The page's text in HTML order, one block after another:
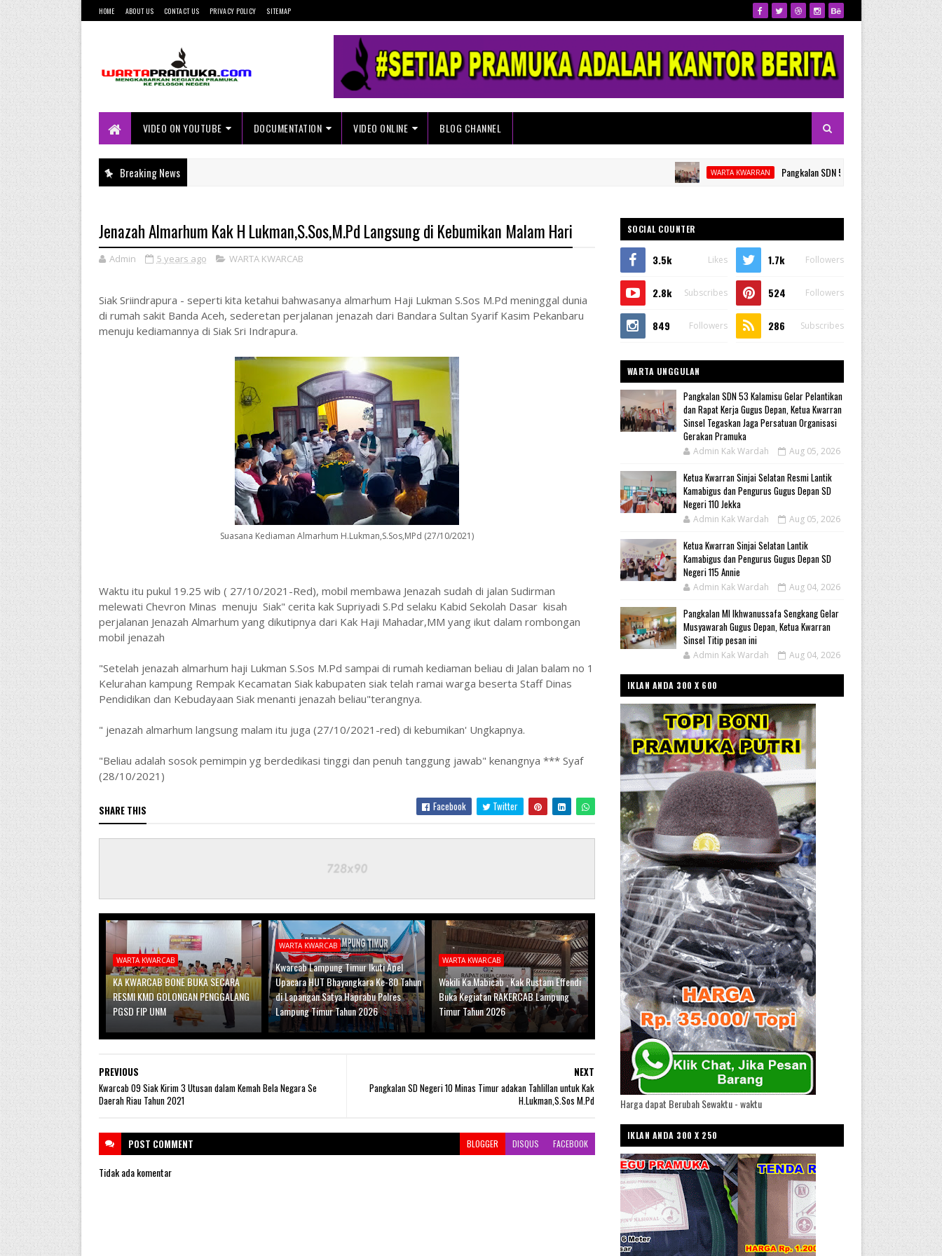
HOME ABOUT US CONTACT US PRIVACY POLICY SITEMAP
Pelosok Negeri
VIDEO ON YOUTUBE
DOCUMENTATION VIDEO ONLINE BLOG CHANNEL
Breaking News WARTA KWARRAN Pangkalan SDN 53 Kalamisu Gelar Pelantikan dan
Jenazah Almarhum Kak H Lukman,S.Sos,M.Pd Langsung di Kebumikan Malam Hari
Admin 5 years ago WARTA KWARCAB
Siak Sriindrapura - seperti kita ketahui bahwasanya almarhum Haji Lukman S.Sos M.Pd meninggal dunia
di rumah sakit Banda Aceh, sederetan perjalanan jenazah dari Bandara Sultan Syarif Kasim Pekanbaru
menuju kediamannya di Siak Sri Indrapura.
Suasana Kediaman Almarhum H.Lukman,S.Sos,MPd (27/10/2021)
Waktu itu pukul 19.25 wib ( 27/10/2021-Red), mobil membawa Jenazah sudah di jalan Sudirman
melewati Chevron Minas menuju Siak" cerita kak Supriyadi S.Pd selaku Kabid Sekolah Dasar kisah
perjalanan Jenazah Almarhum yang dikutipnya dari Kak Haji Mahadar,MM yang ikut dalam rombongan
mobil jenazah
"Setelah jenazah almarhum haji Lukman S.Sos M.Pd sampai di rumah kediaman beliau di Jalan balam no 1
Kelurahan kampung Rempak Kecamatan Siak kabupaten siak telah ramai warga beserta Staff Dinas
Pendidikan dan Kebudayaan Siak menanti jenazah beliau"terangnya.
" jenazah almarhum langsung malam itu juga (27/10/2021-red) di kebumikan' Ungkapnya.
"Beliau adalah sosok pemimpin yg berdedikasi tinggi dan penuh tanggung jawab" kenangnya *** Syaf
(28/10/2021)
SHARE THIS Facebook Twitter
WARTA KWARCAB
KA KWARCAB BONE BUKA SECARA
RESMI KMD GOLONGAN PENGGALANG
PGSD FIP UNM
WARTA KWARCAB
Kwarcab Lampung Timur Ikuti Apel
Upacara HUT Bhayangkara Ke-80 Tahun
di Lapangan Satya Haprabu Polres
Lampung Timur Tahun 2026
WARTA KWARCAB
Wakili Ka.Mabicab , Kak Rustam Effendi
Buka Kegiatan RAKERCAB Lampung
Timur Tahun 2026
NEXT
Pangkalan SD Negeri 10 Minas Timur adakan Tahlillan untuk Kak
H.Lukman,S.Sos M.Pd
PREVIOUS
Kwarcab 09 Siak Kirim 3 Utusan dalam Kemah Bela Negara Se
Daerah Riau Tahun 2021
POST COMMENT BLOGGER DISQUS FACEBOOK
Tidak ada komentar
SOCIAL COUNTER
3.5k Likes 1.7k Followers
2.8k Subscribes 524 Followers
849 Followers 286 Subscribes
WARTA UNGGULAN
Pangkalan SDN 53 Kalamisu Gelar Pelantikan
dan Rapat Kerja Gugus Depan, Ketua Kwarran
Sinsel Tegaskan Jaga Persatuan Organisasi
Gerakan Pramuka
Admin Kak Wardah Aug 05, 2026
Ketua Kwarran Sinjai Selatan Resmi Lantik
Kamabigus dan Pengurus Gugus Depan SD
Negeri 110 Jekka
Admin Kak Wardah Aug 05, 2026
Ketua Kwarran Sinjai Selatan Lantik
Kamabigus dan Pengurus Gugus Depan SD
Negeri 115 Annie
Admin Kak Wardah Aug 04, 2026
Pangkalan MI Ikhwanussafa Sengkang Gelar
Musyawarah Gugus Depan, Ketua Kwarran
Sinsel Titip pesan ini
Admin Kak Wardah Aug 04, 2026
IKLAN ANDA 300 X 600
Harga dapat Berubah Sewaktu - waktu
IKLAN ANDA 300 X 250